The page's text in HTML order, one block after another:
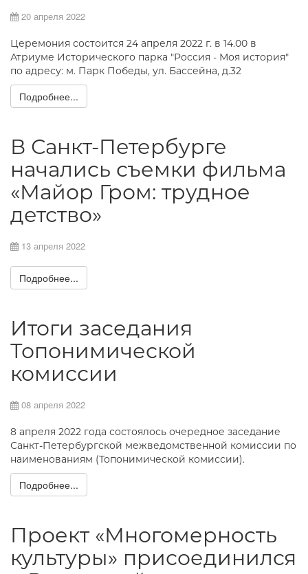
20 апреля 2022
Церемония состоится 24 апреля 2022 г. в 14.00 в
Атриуме Исторического парка "Россия - Моя история"
по адресу: м. Парк Победы, ул. Бассейна, д.32
Подробнее...
В Санкт-Петербурге
начались съемки фильма
«Майор Гром: трудное
детство»
13 апреля 2022
Подробнее...
Итоги заседания
Топонимической
комиссии
08 апреля 2022
8 апреля 2022 года состоялось очередное заседание
Санкт-Петербургской межведомственной комиссии по
наименованиям (Топонимической комиссии).
Подробнее...
Проект «Многомерность
культуры» присоединился